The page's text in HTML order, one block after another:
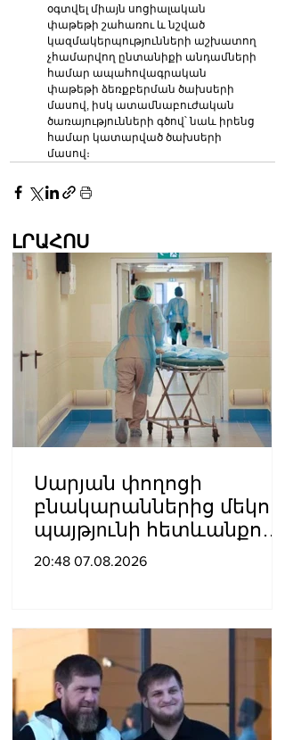
օգտվել միայն սոցիալա­կան
փաթեթի շահառու և նշված
կազմակերպությունների աշխատող
չհամարվող ընտանիքի անդամների
համար ապահովագրական
փաթեթի ձեռքբերման ծախսերի
մասով, իսկ ատամնաբուժական
ծառայությունների գծով՝ նաև իրենց
համար կատարված ծախսերի
մասով։
ԼՐԱՀՈՍ
Սարյան փողոցի
բնակարաններից մեկում
պայթյnւնի հետևանքով
55-ամյա տղամարդը
20:48 07.08.2026